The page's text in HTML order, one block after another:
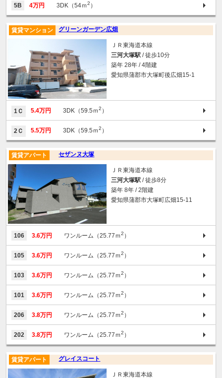
5B 4万円 3DK（54ｍ2 ）
グリーンガーデン広畑
賃貸マンション
ＪＲ東海道本線
三河大塚駅 / 徒歩10分
築年 28年 / 4階建
愛知県蒲郡市大塚町後広畑15-1
1Ｃ 5.4万円 3DK（59.5ｍ2 ）
2Ｃ 5.5万円 3DK（59.5ｍ2 ）
セザンヌ大塚
賃貸アパート
ＪＲ東海道本線
三河大塚駅 / 徒歩8分
築年 8年 / 2階建
愛知県蒲郡市大塚町広畑15-11
106 3.6万円 ワンルーム（25.77ｍ2 ）
105 3.6万円 ワンルーム（25.77ｍ2 ）
103 3.6万円 ワンルーム（25.77ｍ2 ）
101 3.6万円 ワンルーム（25.77ｍ2 ）
206 3.8万円 ワンルーム（25.77ｍ2 ）
202 3.8万円 ワンルーム（25.77ｍ2 ）
グレイスコート
賃貸アパート
ＪＲ東海道本線